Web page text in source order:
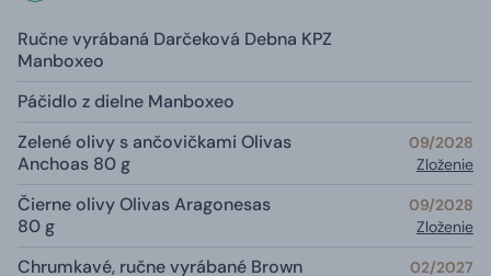
Ručne vyrábaná Darčeková Debna KPZ
Manboxeo
Páčidlo z dielne Manboxeo
Zelené olivy s ančovičkami Olivas
Anchoas 80 g
09/2028
Zloženie
Čierne olivy Olivas Aragonesas
80 g
09/2028
Zloženie
Chrumkavé, ručne vyrábané Brown
02/2027